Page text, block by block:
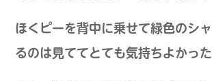
ほくピーを背中に乗せて緑色のシ
るのは見ててとても気持ちよかった